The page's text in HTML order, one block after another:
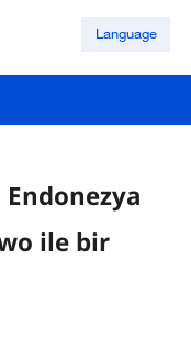
Language
ile bir